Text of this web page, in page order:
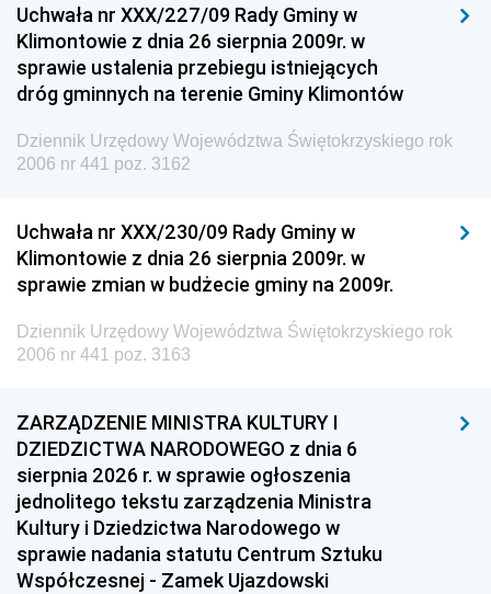
Uchwała nr XXX/227/09 Rady Gminy w
Klimontowie z dnia 26 sierpnia 2009r. w
sprawie ustalenia przebiegu istniejących
dróg gminnych na terenie Gminy Klimontów
Dziennik Urzędowy Województwa Świętokrzyskiego rok
2006 nr 441 poz. 3162
Uchwała nr XXX/230/09 Rady Gminy w
Klimontowie z dnia 26 sierpnia 2009r. w
sprawie zmian w budżecie gminy na 2009r.
Dziennik Urzędowy Województwa Świętokrzyskiego rok
2006 nr 441 poz. 3163
ZARZĄDZENIE MINISTRA KULTURY I
DZIEDZICTWA NARODOWEGO z dnia 6
sierpnia 2026 r. w sprawie ogłoszenia
jednolitego tekstu zarządzenia Ministra
Kultury i Dziedzictwa Narodowego w
sprawie nadania statutu Centrum Sztuku
Współczesnej - Zamek Ujazdowski